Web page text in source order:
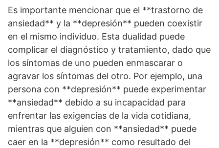
Es importante mencionar que el **trastorno de
ansiedad** y la **depresión** pueden coexistir
en el mismo individuo. Esta dualidad puede
complicar el diagnóstico y tratamiento, dado que
los sí­ntomas de uno pueden enmascarar o
agravar los sí­ntomas del otro. Por ejemplo, una
persona con **depresión** puede experimentar
**ansiedad** debido a su incapacidad para
enfrentar las exigencias de la vida cotidiana,
mientras que alguien con **ansiedad** puede
caer en la **depresión** como resultado del